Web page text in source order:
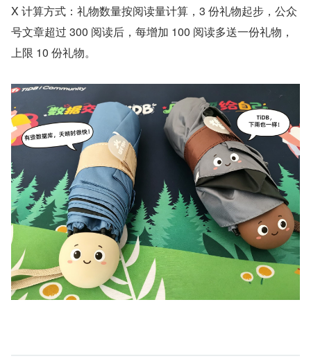
X 计算方式：礼物数量按阅读量计算，3 份礼物起步，公众
号文章超过 300 阅读后，每增加 100 阅读多送一份礼物，
上限 10 份礼物。